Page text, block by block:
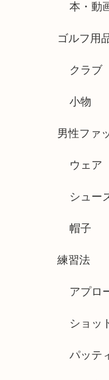
本・動
ゴルフ用
クラブ
小物
男性ファ
ウェア
シュー
帽子
練習法
アプロ
ショッ
パッテ